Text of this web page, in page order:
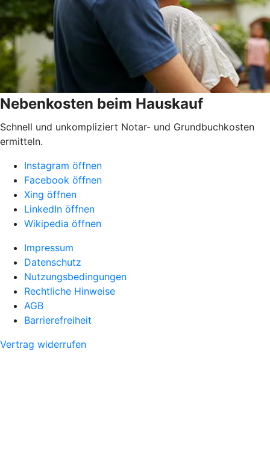
Nebenkosten beim Hauskauf
Schnell und unkompliziert Notar- und Grundbuchkosten
ermitteln.
Instagram öffnen
Facebook öffnen
Xing öffnen
LinkedIn öffnen
Wikipedia öffnen
Impressum
Datenschutz
Nutzungsbedingungen
Rechtliche Hinweise
AGB
Barrierefreiheit
Vertrag widerrufen